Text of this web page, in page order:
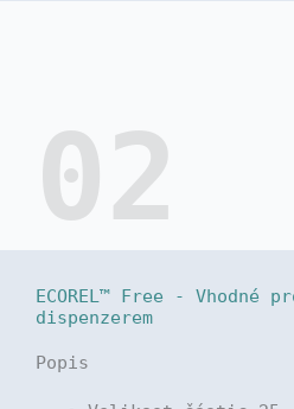
02
ECOREL™ Free - Vhodné
dispenzerem
Popis